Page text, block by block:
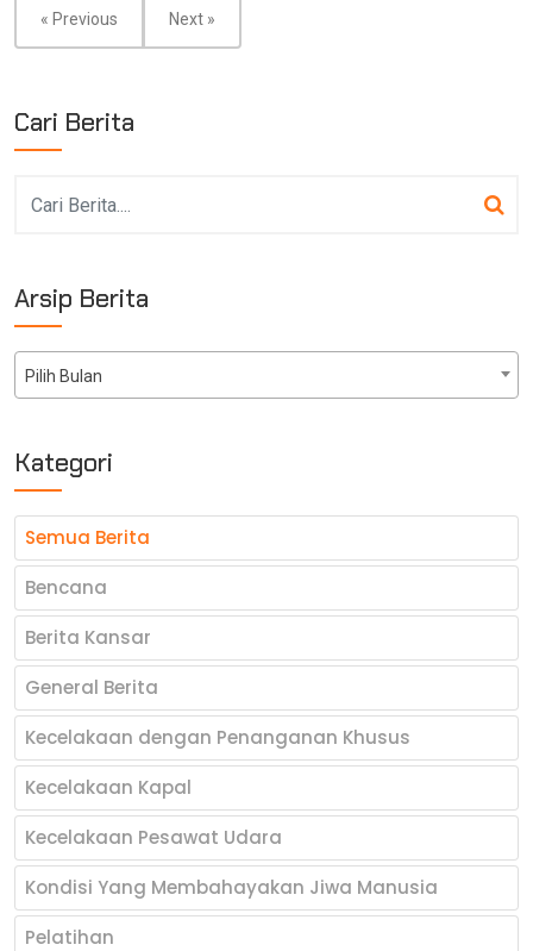
« Previous Next »
Cari Berita
Arsip Berita
Pilih Bulan
Kategori
Semua Berita
Bencana
Berita Kansar
General Berita
Kecelakaan dengan Penanganan Khusus
Kecelakaan Kapal
Kecelakaan Pesawat Udara
Kondisi Yang Membahayakan Jiwa Manusia
Pelatihan